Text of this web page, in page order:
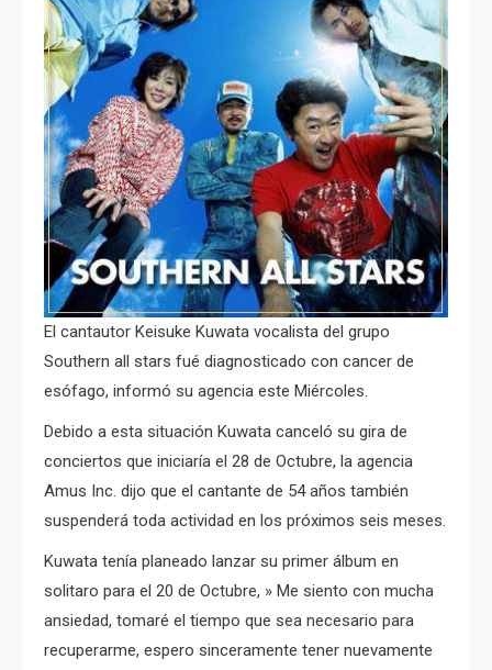
El cantautor Keisuke Kuwata vocalista del grupo
Southern all stars fué diagnosticado con cancer de
esófago, informó su agencia este Miércoles.
Debido a esta situación Kuwata canceló su gira de
conciertos que iniciaría el 28 de Octubre, la agencia
Amus Inc. dijo que el cantante de 54 años también
suspenderá toda actividad en los próximos seis meses.
Kuwata tenía planeado lanzar su primer álbum en
solitaro para el 20 de Octubre, » Me siento con mucha
ansiedad, tomaré el tiempo que sea necesario para
recuperarme, espero sinceramente tener nuevamente